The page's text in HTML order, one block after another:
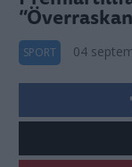
SPORT 04